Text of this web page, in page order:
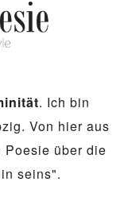
. Ich bin
Von hier aus
Poesie über die
seins".